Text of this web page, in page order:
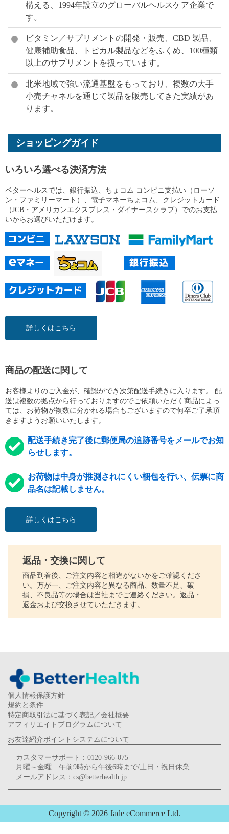
構える、1994年設立のグローバルヘルスケア企業で
す。
ビタミン／サプリメントの開発・販売、CBD 製品、
健康補助食品、トピカル製品などをふくめ、100種類
以上のサプリメントを扱っています。
北米地域で強い流通基盤をもっており、複数の大手
小売チャネルを通じて製品を販売してきた実績があ
ります。
ショッピングガイド
いろいろ選べる決済方法
ベターヘルスでは、銀行振込、ちょコム コンビニ支払い（ローソ
ン・ファミリーマート）、電子マネーちょコム、クレジットカード
（JCB・アメリカンエクスプレス・ダイナースクラブ）でのお支払
いからお選びいただけます。
詳しくはこちら
商品の配送に関して
お客様よりのご入金が、確認ができ次第配送手続きに入ります。 配
送は複数の拠点から行っておりますのでご依頼いただく商品によっ
ては、お荷物が複数に分かれる場合もございますので何卒ご了承頂
きますようお願いいたします。
配送手続き完了後に郵便局の追跡番号をメールでお知
らせします。
お荷物は中身が推測されにくい梱包を行い、伝票に商
品名は記載しません。
詳しくはこちら
返品・交換に関して
商品到着後、ご注文内容と相違がないかをご確認くださ
い。万が一、ご注文内容と異なる商品、数量不足、破
損、不良品等の場合は当社までご連絡ください。返品・
返金および交換させていただきます。
個人情報保護方針
規約と条件
特定商取引法に基づく表記／会社概要
アフィリエイトプログラムについて
お友達紹介ポイントシステムについて
カスタマーサポート： 0120-966-075
月曜～金曜 午前9時から午後6時まで/土日・祝日休業
メールアドレス： cs@betterhealth.jp
Copyright © 2026 Jade eCommerce Ltd.